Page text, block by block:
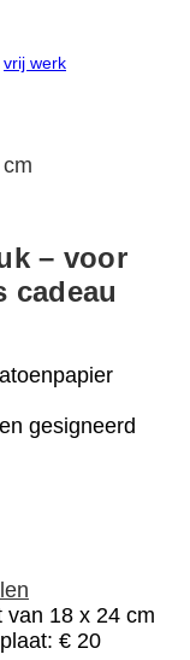
vrij werk
– voor
cadeau
gesigneerd
van 18 x 24 cm
€ 20